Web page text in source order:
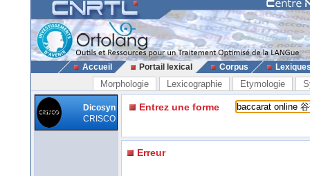
Accueil Portail lexical Corpus
Morphologie Lexicographie Etymologie
Dicosyn
CRISCO
Entrez une forme
Erreur